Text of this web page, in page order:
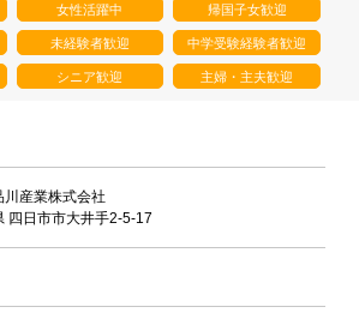
女性活躍中 帰国子女歓迎
未経験者歓迎 中学受験経験者歓迎
シニア歓迎 主婦・主夫歓迎
川産業株式会社
四日市市大井手2-5-17